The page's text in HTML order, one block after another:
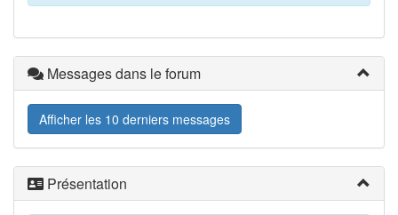
Messages dans le forum
Afficher les 10 derniers messages
Présentation